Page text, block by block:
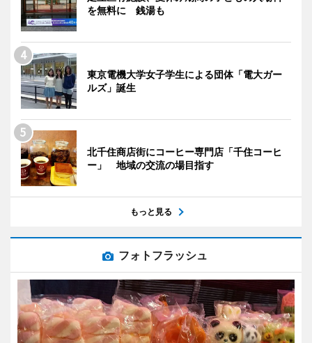
を無料に 銭湯も
東京電機大学女子学生による団体「電大ガー
ルズ」誕生
北千住商店街にコーヒー専門店「千住コーヒ
ー」 地域の交流の場目指す
もっと見る
フォトフラッシュ